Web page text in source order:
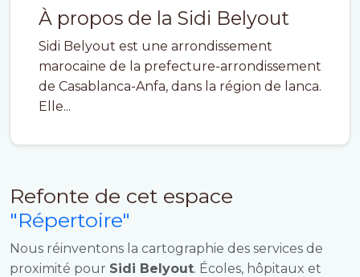
À propos de la Sidi Belyout
Sidi Belyout est une arrondissement
marocaine de la prefecture-arrondissement
de Casablanca-Anfa, dans la région de lanca.
Elle...
Refonte de cet espace
"Répertoire"
Nous réinventons la cartographie des services de
proximité pour Sidi Belyout. Écoles, hôpitaux et